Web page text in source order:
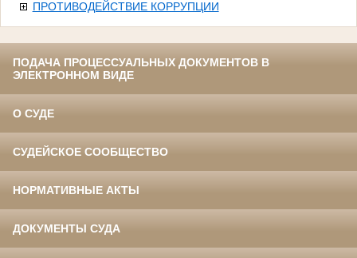
ПРОТИВОДЕЙСТВИЕ КОРРУПЦИИ
ПОДАЧА ПРОЦЕССУАЛЬНЫХ ДОКУМЕНТОВ В
ЭЛЕКТРОННОМ ВИДЕ
О СУДЕ
СУДЕЙСКОЕ СООБЩЕСТВО
НОРМАТИВНЫЕ АКТЫ
ДОКУМЕНТЫ СУДА